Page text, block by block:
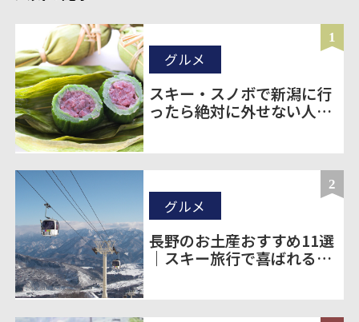
1
スキー・スノボで新潟に行
ったら絶対に外せない人気
グルメ
2
長野のお土産おすすめ11選
｜スキー旅行で喜ばれる定
グルメ